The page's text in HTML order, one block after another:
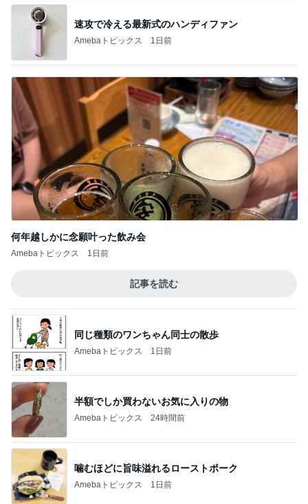
何年越しかに念願叶った飲み会
Amebaトピックス
記事を読む
同じ種類のワンちゃん同士の散歩
Amebaトピックス 1日前
半額でしか買わないお気に入りの物
Amebaトピックス 24時間前
Amebaトピックス 1日前
昨日の晩にたくさん作った豚汁
Amebaトピックス 1日前